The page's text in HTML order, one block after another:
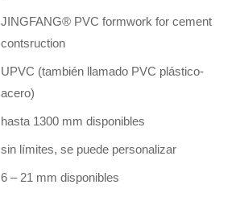
JINGFANG® PVC formwork for cement
contsruction
UPVC (también llamado PVC plástico-
acero)
hasta 1300 mm disponibles
sin límites, se puede personalizar
6 – 21 mm disponibles